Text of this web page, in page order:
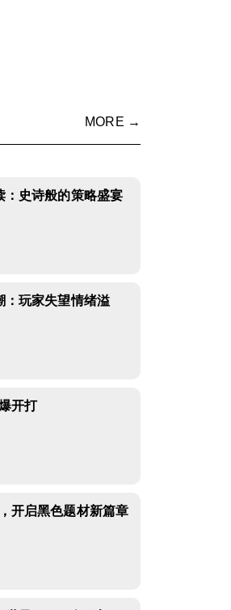
MORE →
：史诗般的策略盛宴
：玩家失望情绪溢
开打
开启黑色题材新篇章